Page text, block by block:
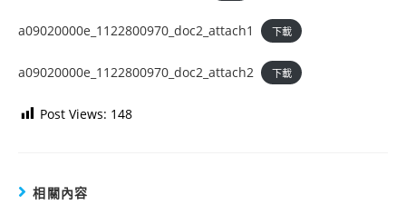
a09020000e_1122800970_doc2_attach1 下載
a09020000e_1122800970_doc2_attach2 下載
Post Views: 148
相關內容